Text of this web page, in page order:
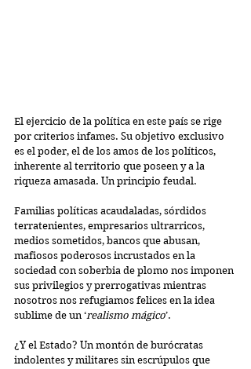
El ejercicio de la política en este país se rige
por criterios infames. Su objetivo exclusivo
es el poder, el de los amos de los políticos,
inherente al territorio que poseen y a la
riqueza amasada. Un principio feudal.
Familias políticas acaudaladas, sórdidos
terratenientes, empresarios ultrarricos,
medios sometidos, bancos que abusan,
mafiosos poderosos incrustados en la
sociedad con soberbia de plomo nos imponen
sus privilegios y prerrogativas mientras
nosotros nos refugiamos felices en la idea
sublime de un ‘realismo mágico’.
¿Y el Estado? Un montón de burócratas
indolentes y militares sin escrúpulos que